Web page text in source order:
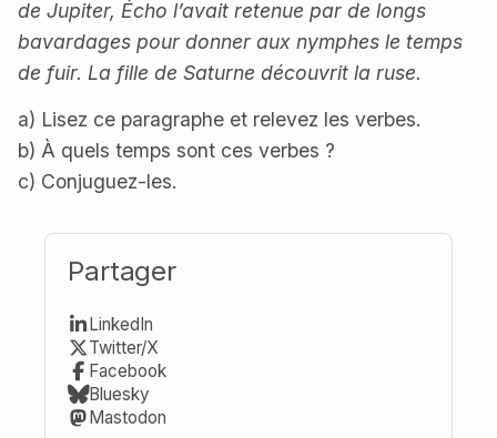
de Jupiter, Écho l’avait retenue par de longs
bavardages pour donner aux nymphes le temps
de fuir. La fille de Saturne découvrit la ruse.
a) Lisez ce paragraphe et relevez les verbes.
b) À quels temps sont ces verbes ?
c) Conjuguez-les.
Partager
LinkedIn
Twitter/X
Facebook
Bluesky
Mastodon